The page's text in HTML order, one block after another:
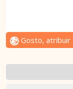
Gosto, atribuir